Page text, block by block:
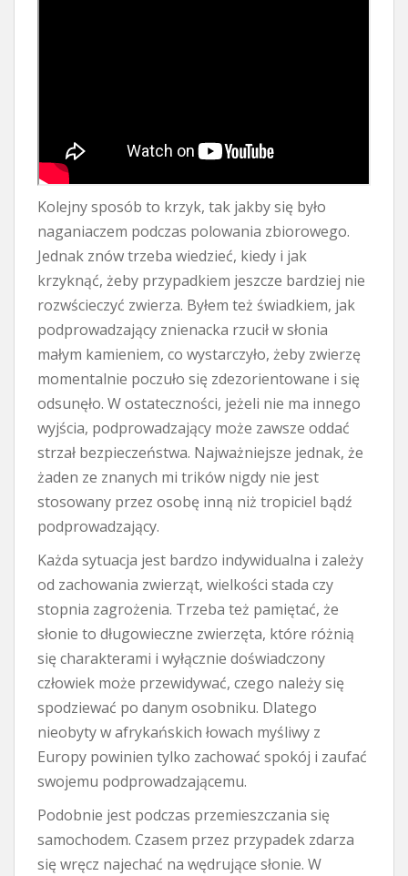
Kolejny sposób to krzyk, tak jakby się było
naganiaczem podczas polowania zbiorowego.
Jednak znów trzeba wiedzieć, kiedy i jak
krzyknąć, żeby przypadkiem jeszcze bardziej nie
rozwścieczyć zwierza. Byłem też świadkiem, jak
podprowadzający znienacka rzucił w słonia
małym kamieniem, co wystarczyło, żeby zwierzę
momentalnie poczuło się zdezorientowane i się
odsunęło. W ostateczności, jeżeli nie ma innego
wyjścia, podprowadzający może zawsze oddać
strzał bezpieczeństwa. Najważniejsze jednak, że
żaden ze znanych mi trików nigdy nie jest
stosowany przez osobę inną niż tropiciel bądź
podprowadzający.
Każda sytuacja jest bardzo indywidualna i zależy
od zachowania zwierząt, wielkości stada czy
stopnia zagrożenia. Trzeba też pamiętać, że
słonie to długowieczne zwierzęta, które różnią
się charakterami i wyłącznie doświadczony
człowiek może przewidywać, czego należy się
spodziewać po danym osobniku. Dlatego
nieobyty w afrykańskich łowach myśliwy z
Europy powinien tylko zachować spokój i zaufać
swojemu podprowadzającemu.
Podobnie jest podczas przemieszczania się
samochodem. Czasem przez przypadek zdarza
się wręcz najechać na wędrujące słonie. W